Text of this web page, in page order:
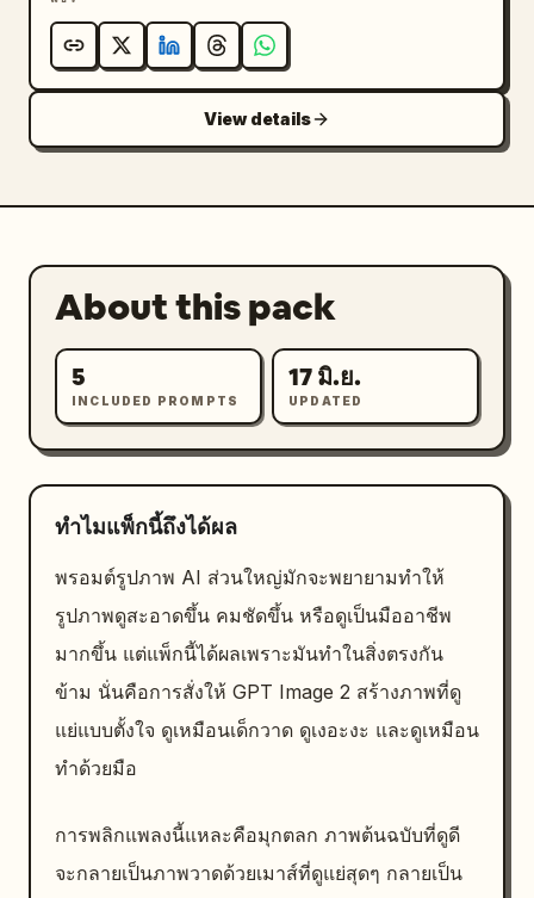
View details
About this pack
5
INCLUDED PROMPTS
17 มิ.ย.
UPDATED
ทำไมแพ็กนี้ถึงได้ผล
พรอมต์รูปภาพ AI ส่วนใหญ่มักจะพยายามทำให้
รูปภาพดูสะอาดขึ้น คมชัดขึ้น หรือดูเป็นมืออาชีพ
มากขึ้น แต่แพ็กนี้ได้ผลเพราะมันทำในสิ่งตรงกัน
ข้าม นั่นคือการสั่งให้ GPT Image 2 สร้างภาพที่ดู
แย่แบบตั้งใจ ดูเหมือนเด็กวาด ดูเงอะงะ และดูเหมือน
ทำด้วยมือ
การพลิกแพลงนี้แหละคือมุกตลก ภาพต้นฉบับที่ดูดี
จะกลายเป็นภาพวาดด้วยเมาส์ที่ดูแย่สุดๆ กลายเป็น